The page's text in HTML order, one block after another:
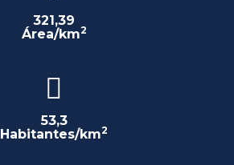
321,39
Área/km2
53,3
Habitantes/km2